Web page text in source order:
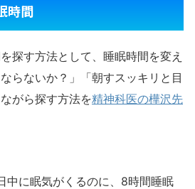
時間
探す方法として、睡眠時間を変え
らないか？」「朝すスッキリと目
がら探す方法を精神科医の樺沢先
中に眠気がくるのに、8時間睡眠